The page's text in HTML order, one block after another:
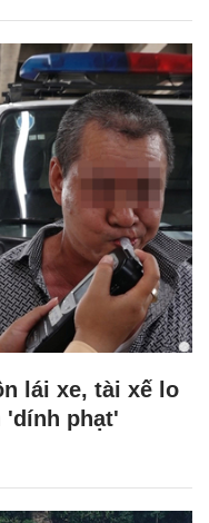
lái xe, tài xế lo
'dính phạt'